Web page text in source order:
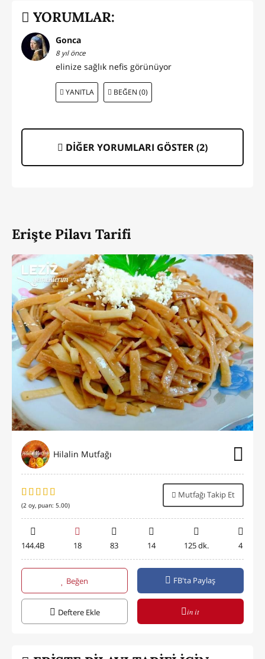
YORUMLAR:
Gonca
8 yıl önce
elinize sağlık nefis görünüyor
YANITLA BEĞEN (0)
DİĞER YORUMLARI GÖSTER (2)
Erişte Pilavı Tarifi
Hilalin Mutfağı
(2 oy, puan: 5.00)
Mutfağı Takip Et
144.4B 18 83 14 125 dk. 4
Beğen FB'ta Paylaş
Deftere Ekle in it